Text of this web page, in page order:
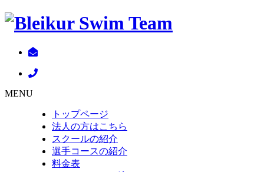
MENU
トップページ
法人の方はこちら
スクールの紹介
選手コースの紹介
料金表